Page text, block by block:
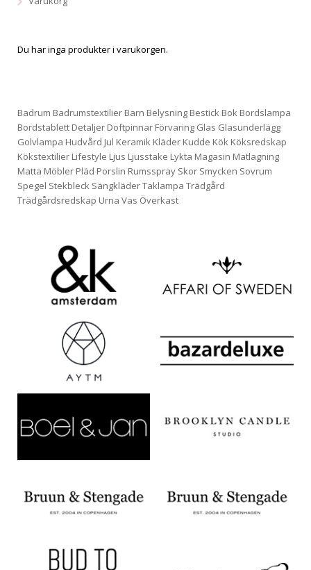
Du har inga produkter i varukorgen.
Badrum Badrumstextilier Barn Belysning Bestick Bok Bordslampa
Bordstablett Detaljer Doftpinnar Förvaring Glas Glasunderlägg
Golvlampa Hudvård Jul Keramik Kläder Kudde Kök Köksredskap
Kökstextilier Lifestyle Ljus Ljusstake Lykta Magasin Matlagning
Matta Möbler Pläd Porslin Rumsspray Skor Smycken Sovrum
Spegel Stekbleck SängkläderTaklampa Trädgård
Trädgårdsredskap Urna Vas Överkast